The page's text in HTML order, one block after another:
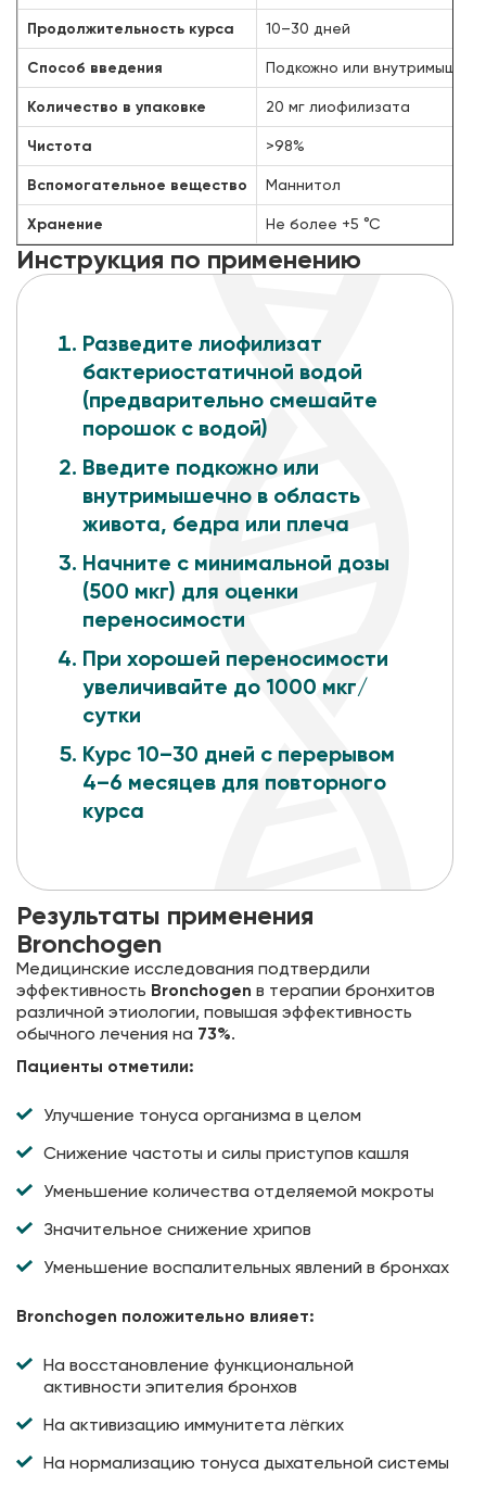
Продолжительность курса 10–30 дней
Способ введения Подкожно или
Количество в упаковке 20 мг лиофилизата
Чистота >98%
Вспомогательное вещество Маннитол
Хранение Не более +5 °С
Инструкция по применению
Разведите лиофилизат
бактериостатичной водой
(предварительно смешайте
порошок с водой)
Введите подкожно или
внутримышечно в область
живота, бедра или плеча
Начните с минимальной дозы
(500 мкг) для оценки
переносимости
При хорошей переносимости
увеличивайте до 1000 мкг/
сутки
Курс 10–30 дней с перерывом
4–6 месяцев для повторного
курса
Результаты применения
Bronchogen
Медицинские исследования подтвердили
эффективность Bronchogen в терапии бронхитов
различной этиологии, повышая эффективность
обычного лечения на 73%.
Пациенты отметили:
Улучшение тонуса организма в целом
Снижение частоты и силы приступов кашля
Уменьшение количества отделяемой мокроты
Значительное снижение хрипов
Уменьшение воспалительных явлений в бронхах
Bronchogen положительно влияет:
На восстановление функциональной
активности эпителия бронхов
На активизацию иммунитета лёгких
На нормализацию тонуса дыхательной системы